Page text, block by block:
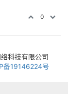
0
科技有限公司
备19146224号